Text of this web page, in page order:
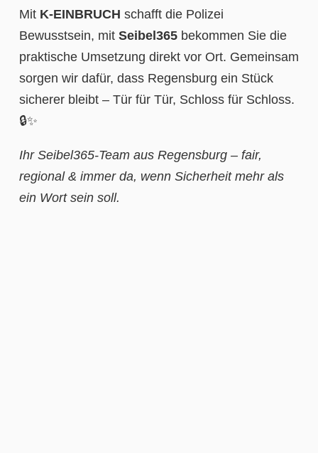
Mit K-EINBRUCH schafft die Polizei
Bewusstsein, mit Seibel365 bekommen Sie die
praktische Umsetzung direkt vor Ort. Gemeinsam
sorgen wir dafür, dass Regensburg ein Stück
sicherer bleibt – Tür für Tür, Schloss für Schloss.
🔒✨
Ihr Seibel365-Team aus Regensburg – fair,
regional & immer da, wenn Sicherheit mehr als
ein Wort sein soll.